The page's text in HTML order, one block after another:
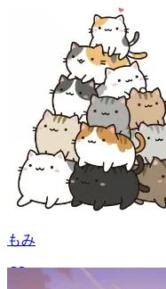
もみ
106 86)